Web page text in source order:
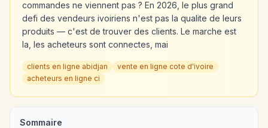
commandes ne viennent pas ? En 2026, le plus grand
defi des vendeurs ivoiriens n'est pas la qualite de leurs
produits — c'est de trouver des clients. Le marche est
la, les acheteurs sont connectes, mai
clients en ligne abidjan
vente en ligne cote d'ivoire
acheteurs en ligne ci
Sommaire